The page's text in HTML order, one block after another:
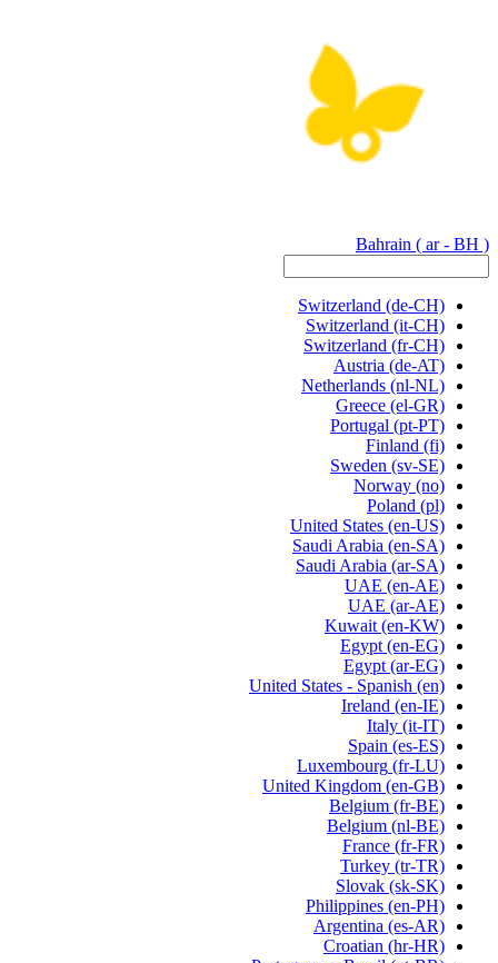
Bahrain ( ar - BH )
Switzerland (de-CH)
Switzerland (it-CH)
Switzerland (fr-CH)
Austria (de-AT)
Netherlands (nl-NL)
Greece (el-GR)
Portugal (pt-PT)
Finland (fi)
Sweden (sv-SE)
Norway (no)
Poland (pl)
United States (en-US)
Saudi Arabia (en-SA)
Saudi Arabia (ar-SA)
UAE (en-AE)
UAE (ar-AE)
Kuwait (en-KW)
Egypt (en-EG)
Egypt (ar-EG)
United States - Spanish (en)
Ireland (en-IE)
Italy (it-IT)
Spain (es-ES)
Luxembourg (fr-LU)
United Kingdom (en-GB)
Belgium (fr-BE)
Belgium (nl-BE)
France (fr-FR)
Turkey (tr-TR)
Slovak (sk-SK)
Philippines (en-PH)
Argentina (es-AR)
Croatian (hr-HR)